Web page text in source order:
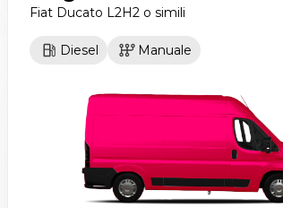
Fiat Ducato L2H2 o simili
Diesel Manuale